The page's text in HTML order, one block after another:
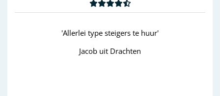
'Allerlei type steigers te huur'
Jacob uit Drachten